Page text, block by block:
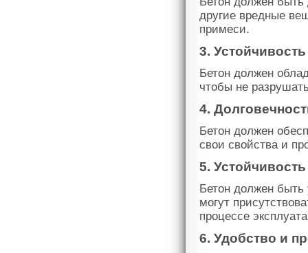
другие вредные
примеси.
3.
Бетон должен
чтобы не
4.
Бетон должен
свои свойства и
5.
Бетон должен
могут
процессе
6. Удобство и